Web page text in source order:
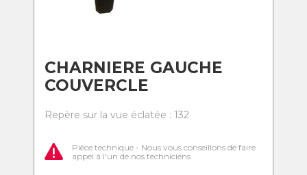
CHARNIERE GAUCHE
COUVERCLE
Repère sur la vue éclatée : 132
Pièce technique - Nous vous conseillons de faire
appel à l'un de nos techniciens